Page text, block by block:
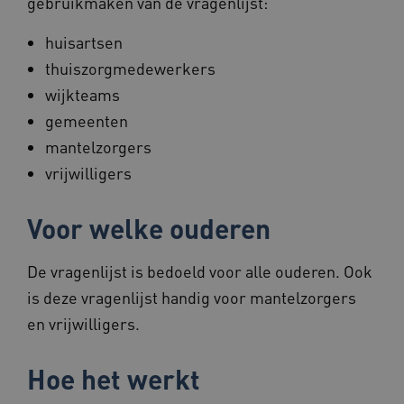
huisartsen
thuiszorgmedewerkers
wijkteams
gemeenten
mantelzorgers
vrijwilligers
Voor welke ouderen
De vragenlijst is bedoeld voor alle ouderen. Ook
is deze vragenlijst handig voor mantelzorgers
en vrijwilligers.
Hoe het werkt